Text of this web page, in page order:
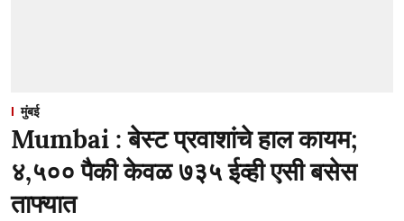
मुंबई
Mumbai : बेस्ट प्रवाशांचे हाल कायम;
४,५०० पैकी केवळ ७३५ ईव्ही एसी बसेस
ताफ्यात